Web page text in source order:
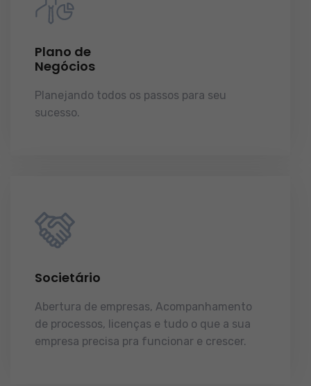
Plano de
Negócios
Planejando todos os passos para seu
sucesso.
Societário
Abertura de empresas, Acompanhamento
de processos, licenças e tudo o que a sua
empresa precisa pra funcionar e crescer.